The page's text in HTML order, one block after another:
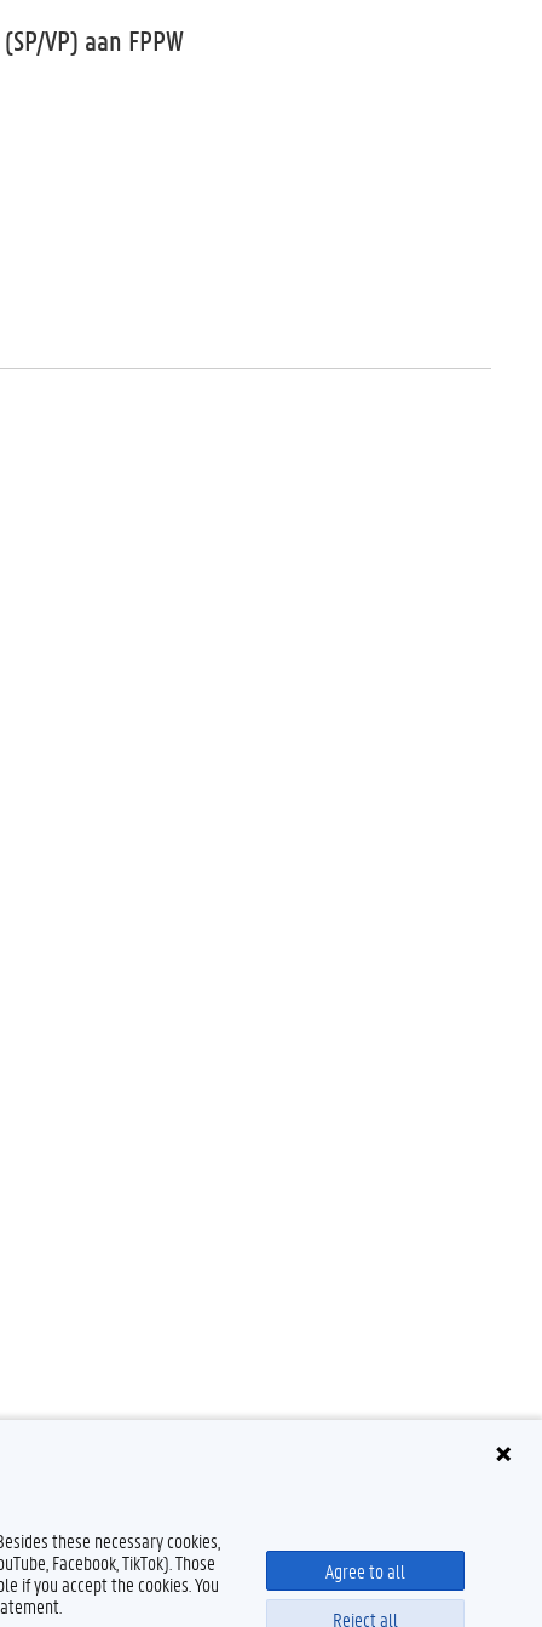
VP) aan FPPW
these necessary cookies,
Facebook, TikTok). Those
if you accept the cookies. You
Agree to all
Reject all